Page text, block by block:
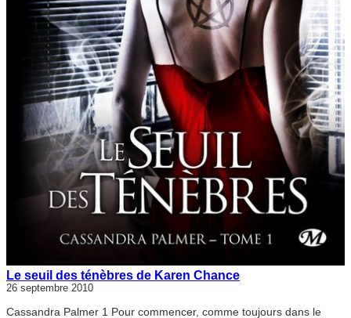
Le seuil des ténèbres de Karen Chance
26 septembre 2010
Cassandra Palmer 1 Pour commencer, comme toujours dans le